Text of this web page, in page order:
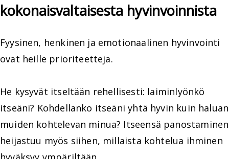
kokonaisvaltaisesta hyvinvoinnista
Fyysinen, henkinen ja emotionaalinen hyvinvointi
ovat heille prioriteetteja.
He kysyvät itseltään rehellisesti: laiminlyönkö
itseäni? Kohdellanko itseäni yhtä hyvin kuin haluan
muiden kohtelevan minua? Itseensä panostaminen
heijastuu myös siihen, millaista kohtelua ihminen